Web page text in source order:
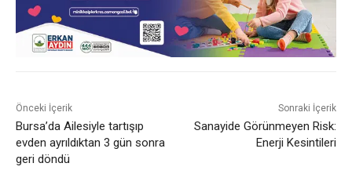
Önceki İçerik
Bursa’da Ailesiyle tartışıp
evden ayrıldıktan 3 gün sonra
geri döndü
Sonraki İçerik
Sanayide Görünmeyen Risk:
Enerji Kesintileri